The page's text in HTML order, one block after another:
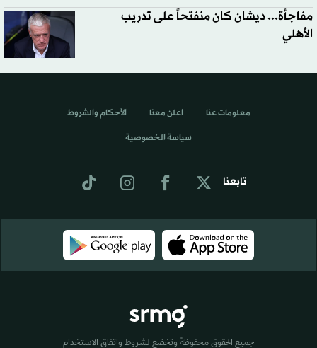
مفاجأة... ديشان كان منفتحاً على تدريب
الأهلي
تابعنا
معلومات عنا اعلن معنا الأحكام والشروط
سياسة الخصوصية
جميع الحقوق محفوظة وتخضع لشروط واتفاق الاستخدام